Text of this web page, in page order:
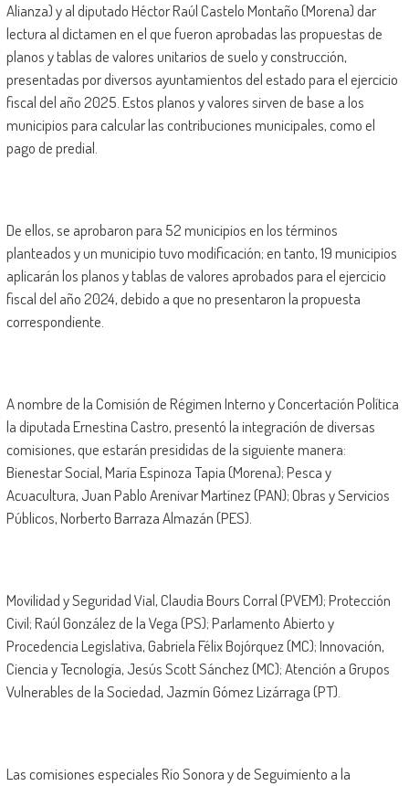
Alianza) y al diputado Héctor Raúl Castelo Montaño (Morena) dar
lectura al dictamen en el que fueron aprobadas las propuestas de
planos y tablas de valores unitarios de suelo y construcción,
presentadas por diversos ayuntamientos del estado para el ejercicio
fiscal del año 2025. Estos planos y valores sirven de base a los
municipios para calcular las contribuciones municipales, como el
pago de predial.
De ellos, se aprobaron para 52 municipios en los términos
planteados y un municipio tuvo modificación; en tanto, 19 municipios
aplicarán los planos y tablas de valores aprobados para el ejercicio
fiscal del año 2024, debido a que no presentaron la propuesta
correspondiente.
A nombre de la Comisión de Régimen Interno y Concertación Política
la diputada Ernestina Castro, presentó la integración de diversas
comisiones, que estarán presididas de la siguiente manera:
Bienestar Social, María Espinoza Tapia (Morena); Pesca y
Acuacultura, Juan Pablo Arenivar Martínez (PAN); Obras y Servicios
Públicos, Norberto Barraza Almazán (PES).
Movilidad y Seguridad Vial, Claudia Bours Corral (PVEM); Protección
Civil; Raúl González de la Vega (PS); Parlamento Abierto y
Procedencia Legislativa, Gabriela Félix Bojórquez (MC); Innovación,
Ciencia y Tecnología, Jesús Scott Sánchez (MC); Atención a Grupos
Vulnerables de la Sociedad, Jazmín Gómez Lizárraga (PT).
Las comisiones especiales Río Sonora y de Seguimiento a la